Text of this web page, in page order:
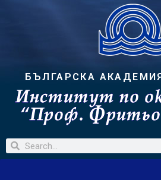
БЪЛГАРСКА